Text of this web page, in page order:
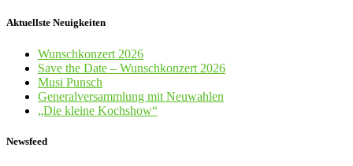
Aktuellste Neuigkeiten
Wunschkonzert 2026
Save the Date – Wunschkonzert 2026
Musi Punsch
Generalversammlung mit Neuwahlen
„Die kleine Kochshow“
Newsfeed